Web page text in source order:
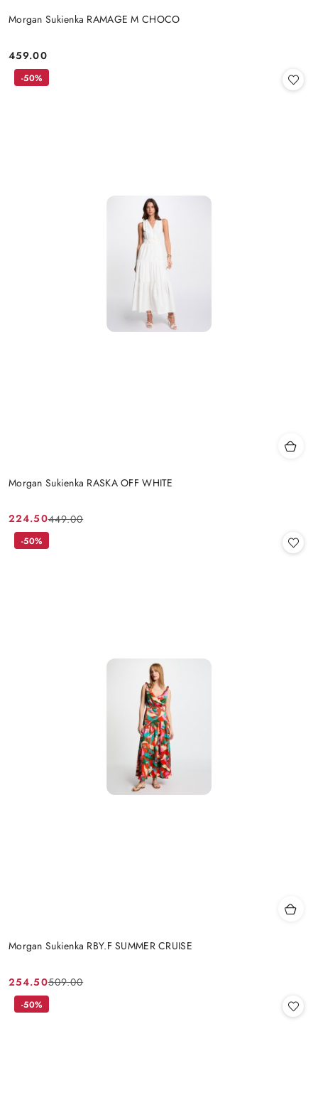
Morgan Sukienka RAMAGE M CHOCO
Cena:
459.00
Morgan Sukienka RASKA OFF WHITE
Cena
promocyjna:
224.50
Cena
przed
449.00
-50%
Morgan Sukienka RBY.F SUMMER CRUISE
Cena
promocyjna:
254.50
Cena
przed
509.00
-50%
-50%